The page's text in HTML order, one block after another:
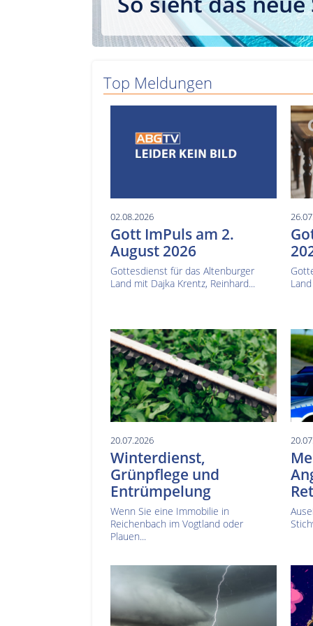
Top Meldungen
02.08.2026
Gott ImPuls am 2.
August 2026
Gottesdienst für das Altenburger
Land mit Dajka Krentz, Reinhard...
20.07.2026
Winterdienst,
Grünpflege und
Entrümpelung
Wenn Sie eine Immobilie in
Reichenbach im Vogtland oder
Plauen...